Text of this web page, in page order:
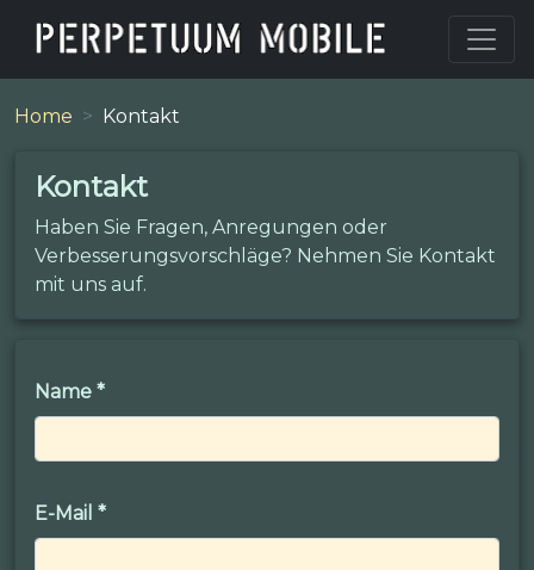
Home Kontakt
Kontakt
Haben Sie Fragen, Anregungen oder
Verbesserungsvorschläge? Nehmen Sie Kontakt
mit uns auf.
Name *
E-Mail *